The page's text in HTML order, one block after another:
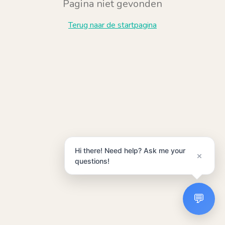
Pagina niet gevonden
Terug naar de startpagina
💬
Hi there! Need help? Ask me your
questions!
×